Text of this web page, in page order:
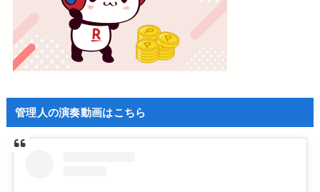
管理人の演奏動画はこちら